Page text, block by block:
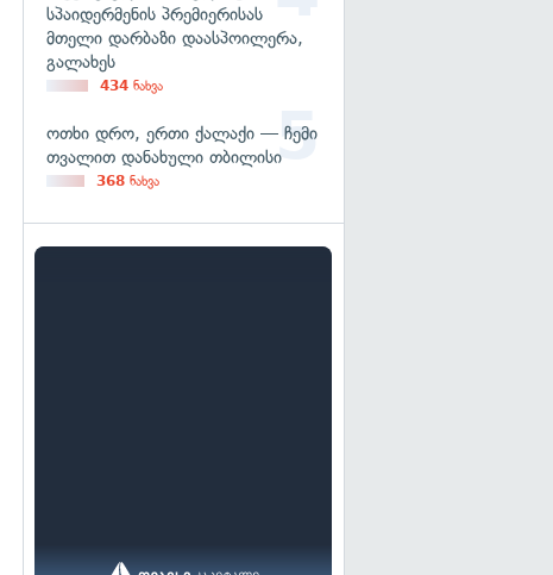
სპაიდერმენის პრემიერისას
მთელი დარბაზი დაასპოილერა,
გალახეს
434 ნახვა
ოთხი დრო, ერთი ქალაქი — ჩემი
თვალით დანახული თბილისი
368 ნახვა